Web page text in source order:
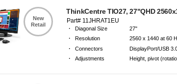
New
Retail
ThinkCentre TIO27, 27"QHD
Part# 11JHRAT1EU
· Diagonal Size 27"
· Resolution 2560 x 1440 at 60
· Connectors DisplayPort/USB
· Adjustments Height, pivot